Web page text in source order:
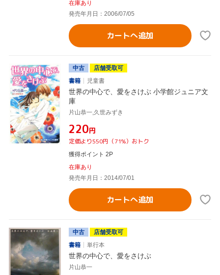
在庫あり
発売年月日：2006/07/05
カートへ追加
中古
店舗受取可
書籍
児童書
世界の中心で、愛をさけぶ 小学館ジュニア文
庫
片山恭一,久世みずき
¥220円
定価より550円（71%）おトク
獲得ポイント 2P
在庫あり
発売年月日：2014/07/01
カートへ追加
中古
店舗受取可
書籍
単行本
世界の中心で、愛をさけぶ
片山恭一